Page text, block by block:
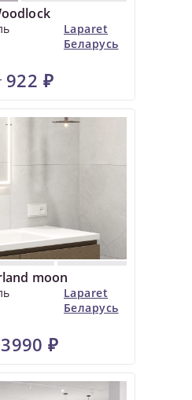
Laparet
Беларусь
922 ₽
moon
Laparet
Беларусь
3990 ₽